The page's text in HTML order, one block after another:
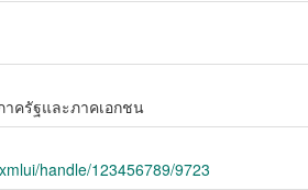
ครัฐและภาคเอกชน
handle/123456789/9723